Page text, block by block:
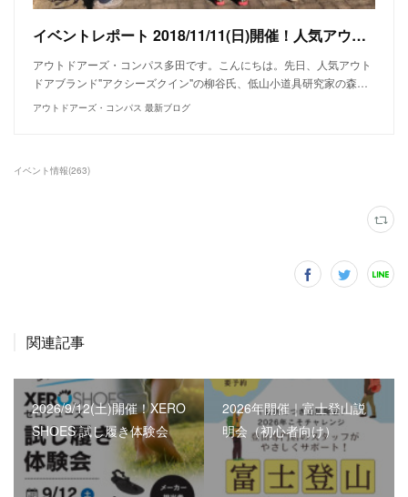
イベントレポート 2018/11/11(日)開催！人気アウトドアブランド"アクシーズクイン"の出張シノギング
アウトドアーズ・コンパス多田です。こんにちは。先日、人気アウト
ドアブランド"アクシーズクイン"の柳谷氏、低山小道具研究家の森…
アウトドアーズ・コンパス 最新ブログ
イベント情報(263)
関連記事
2026/9/12(土)開催！XERO
SHOES 試し履き体験会
2026年開催｜富士登山説
明会（初心者向け）